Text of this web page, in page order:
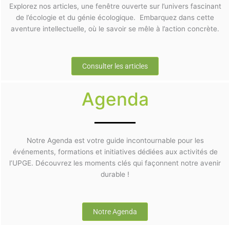
Explorez nos articles, une fenêtre ouverte sur l’univers fascinant
de l’écologie et du génie écologique. Embarquez dans cette
aventure intellectuelle, où le savoir se mêle à l’action concrète.
Consulter les articles
Agenda
Notre Agenda est votre guide incontournable pour les
événements, formations et initiatives dédiées aux activités de
l’UPGE. Découvrez les moments clés qui façonnent notre avenir
durable !
Notre Agenda